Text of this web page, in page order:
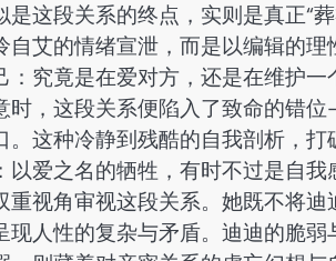
这段关系的终点，实则是真正“
艾的情绪宣泄，而是以编辑的
究竟是在爱对方，还是在维护一
时，这段关系便陷入了致命的错
这种冷静到残酷的自我剖析，
爱之名的牺牲，有时不过是自我
视角审视这段关系。她既不将
人性的复杂与矛盾。迪迪的脆